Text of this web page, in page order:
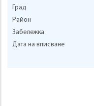
Град
Район
Забележка
Дата на вписване